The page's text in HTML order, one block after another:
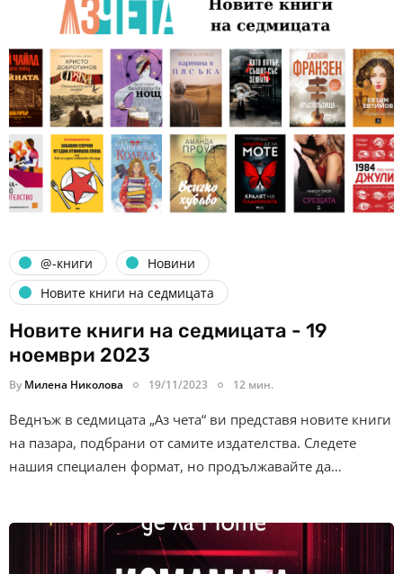
@-книги
Новини
Новите книги на седмицата
Новите книги на седмицата - 19
ноември 2023
By Милена Николова 19/11/2023 12 мин.
Веднъж в седмицата „Аз чета“ ви представя новите книги
на пазара, подбрани от самите издателства. Следете
нашия специален формат, но продължавайте да…